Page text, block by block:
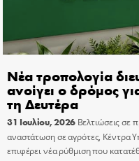
Νέα τροπολογία
ανοίγει ο δρόμος
τη Δευτέρα
31 Ιουλίου, 2026 Βελτιώσεις σε
αναστάτωση σε αγρότες, Κέντρα
επιφέρει νέα ρύθμιση που